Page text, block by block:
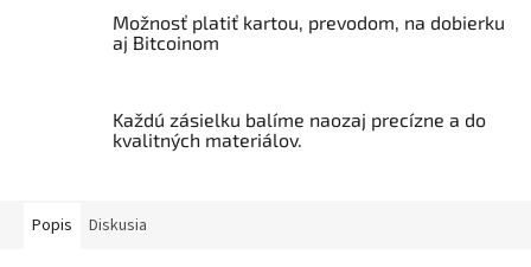
Možnosť platiť kartou, prevodom, na dobierku
aj Bitcoinom
Každú zásielku balíme naozaj precízne a do
kvalitných materiálov.
Popis Diskusia